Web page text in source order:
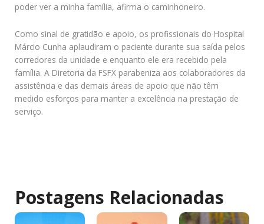
poder ver a minha família, afirma o caminhoneiro.
Como sinal de gratidão e apoio, os profissionais do Hospital
Márcio Cunha aplaudiram o paciente durante sua saída pelos
corredores da unidade e enquanto ele era recebido pela
família. A Diretoria da FSFX parabeniza aos colaboradores da
assistência e das demais áreas de apoio que não têm
medido esforços para manter a excelência na prestação de
serviço.
Postagens Relacionadas